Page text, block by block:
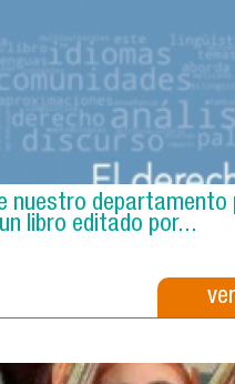
nuestro departamento
libro editado por...